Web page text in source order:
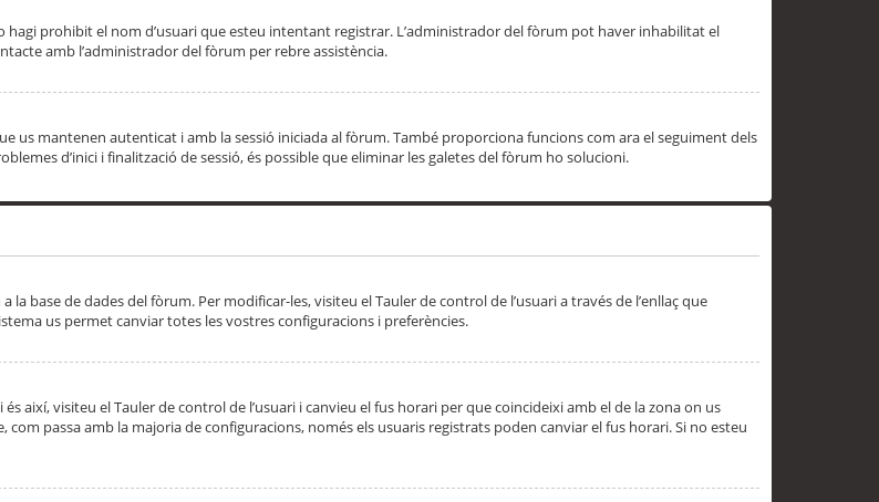
hagi prohibit el nom d’usuari que esteu intentant registrar. L’administrador del fòrum pot haver inhabilitat el
amb l’administrador del fòrum per rebre assistència.
us mantenen autenticat i amb la sessió iniciada al fòrum. També proporciona funcions com ara el seguiment dels
d’inici i finalització de sessió, és possible que eliminar les galetes del fòrum ho solucioni.
base de dades del fòrum. Per modificar-les, visiteu el Tauler de control de l’usuari a través de l’enllaç que
us permet canviar totes les vostres configuracions i preferències.
així, visiteu el Tauler de control de l’usuari i canvieu el fus horari per que coincideixi amb el de la zona on us
passa amb la majoria de configuracions, només els usuaris registrats poden canviar el fus horari. Si no esteu